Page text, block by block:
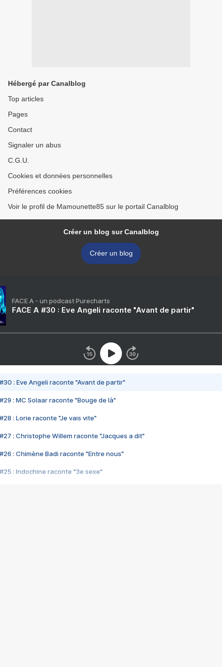
Hébergé par Canalblog
Top articles
Pages
Contact
Signaler un abus
C.G.U.
Cookies et données personnelles
Préférences cookies
Voir le profil de Mamounette85 sur le portail Canalblog
Créer un blog sur Canalblog
Créer un blog
FACE A - un podcast Purecharts
FACE A #30 : Eve Angeli raconte "Avant de partir"
#30 : Eve Angeli raconte "Avant de partir"
#29 : MC Solaar raconte "Bouge de là"
#28 : Lorie raconte "Je vais vite"
#27 : Christophe Willem raconte "Jacques a dit"
#26 : Chimène Badi raconte "Entre nous"
#25 : Indochine raconte "3e sexe"